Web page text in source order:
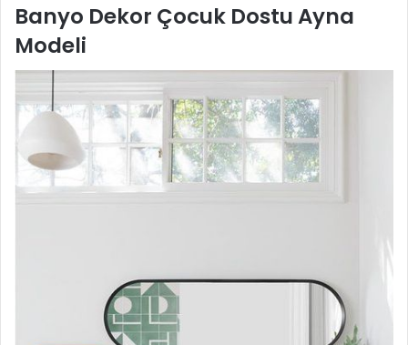
Banyo Dekor Çocuk Dostu Ayna
Modeli